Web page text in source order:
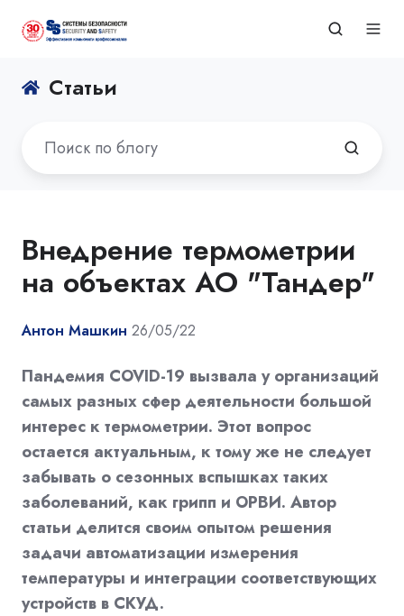
Статьи
Внедрение термометрии
на объектах АО "Тандер"
Антон Машкин 26/05/22
Пандемия COVID-19 вызвала у организаций
самых разных сфер деятельности большой
интерес к термометрии. Этот вопрос
остается актуальным, к тому же не следует
забывать о сезонных вспышках таких
заболеваний, как грипп и ОРВИ. Автор
статьи делится своим опытом решения
задачи автоматизации измерения
температуры и интеграции соответствующих
устройств в СКУД.